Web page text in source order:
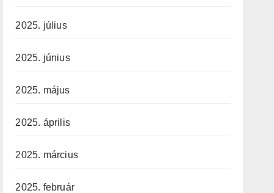
2025. július
2025. június
2025. május
2025. április
2025. március
2025. február